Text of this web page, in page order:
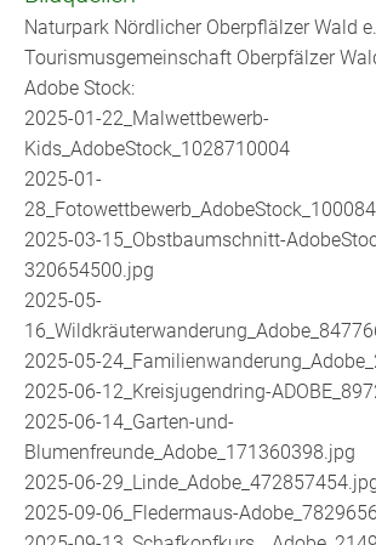
Naturpark Nördlicher Oberpflälzer Wald
Tourismusgemeinschaft Oberpfälzer
Adobe Stock:
2025-01-22_Malwettbewerb-
Kids_AdobeStock_1028710004
2025-01-
2025-03-15_Obstbaumschnitt-
320654500.jpg
2025-05-
2025-05-
2025-06-12_Kreisjugendring-
2025-06-14_Garten-und-
Blumenfreunde_Adobe_171360398.jpg
2025-06-
2025-09-06_Fledermaus-